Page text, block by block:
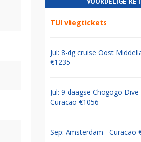
TUI vliegtickets
Jul: 8-dg cruise Oost
€1235
Jul: 9-daagse Chogogo
Curacao €1056
Sep: Amsterdam - Curacao